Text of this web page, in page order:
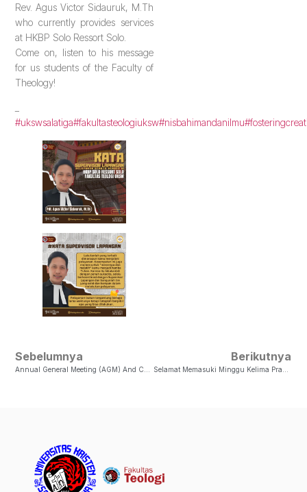
Rev. Agus Victor Sidauruk, M.Th
who currently provides services
at HKBP Solo Ressort Solo.
Come on, listen to his message
for us students of the Faculty of
Theology!
#ukswsalatiga#fakultasteologiuksw#nisbahimandanilmu
Sebelumnya Berikutnya